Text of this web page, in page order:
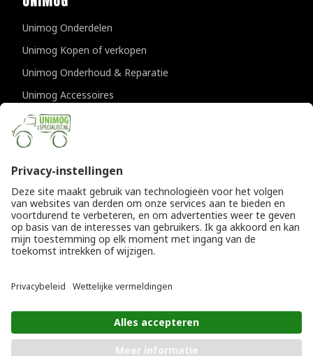
Unimog Onderdelen
Unimog Kopen of verkopen
Unimog Onderhoud & Reparatie
Unimog Accessoires
Unimog APK-keuringen
CONTACTGEGEVENS
Unimogspecialist
5334 JK Velddriel
T0418 632073
Einfo@unimogspecialist.nl
© Copyright 2026
Algemene voorwaarden|
Privacyverklaring